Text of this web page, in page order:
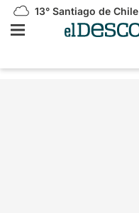
13° Santiago de Chile